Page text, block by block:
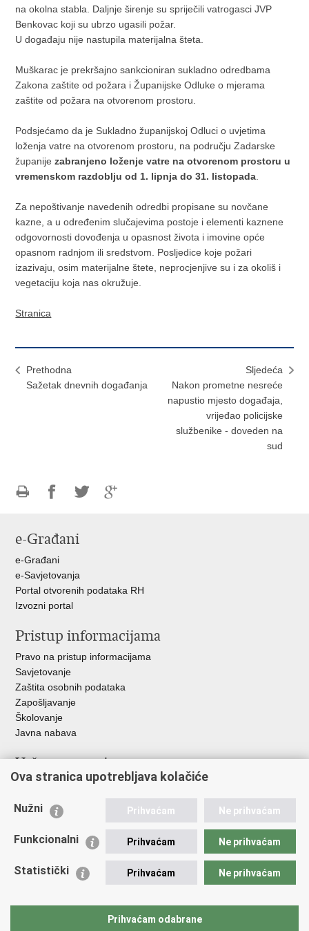
na okolna stabla. Daljnje širenje su spriječili vatrogasci JVP
Benkovac koji su ubrzo ugasili požar.
U događaju nije nastupila materijalna šteta.
Muškarac je prekršajno sankcioniran sukladno odredbama
Zakona zaštite od požara i Županijske Odluke o mjerama
zaštite od požara na otvorenom prostoru.
Podsjećamo da je Sukladno županijskoj Odluci o uvjetima
loženja vatre na otvorenom prostoru, na području Zadarske
županijezabranjeno loženje vatre na otvorenom prostoru u
vremenskom razdoblju od 1. lipnja do 31. listopada
Za nepoštivanje navedenih odredbi propisane su novčane
kazne, a u određenim slučajevima postoje i elementi kaznene
odgovornosti dovođenja u opasnost života i imovine opće
opasnom radnjom ili sredstvom. Posljedice koje požari
izazivaju, osim materijalne štete, neprocjenjive su i za okoliš i
vegetaciju koja nas okružuje.
Stranica
Prethodna
Sažetak dnevnih događanja
Sljedeća
Nakon prometne nesreće
napustio mjesto događaja,
vrijeđao policijske
službenike - doveden na
sud
FacebookuTwitteru
e-Građani
e-Građani
e-Savjetovanja
Portal otvorenih podataka RH
Izvozni portal
Pristup informacijama
Pravo na pristup informacijama
Savjetovanje
Zaštita osobnih podataka
Zapošljavanje
Školovanje
Javna nabava
Važne poveznice
Ministarstvo unutarnjih poslova
Udruge
Policijska akademija
Zaklada policijske solidarnosti
Vučetić"
Ova stranica upotrebljava kolačiće
Nužni Prihvaćam Ne prihvaćam
Funkcionalni Prihvaćam Ne prihvaćam
Statistički Prihvaćam Ne prihvaćam
Prihvaćam odabrane